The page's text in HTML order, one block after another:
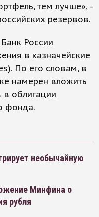
тем лучше», -
резервов.
России
в казначейские
По его словам, в
намерен вложить
облигации
фонда.
необычайную
Минфина о
рубля